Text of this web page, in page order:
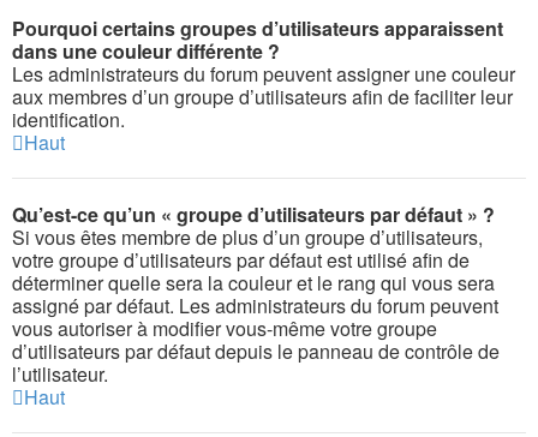
Pourquoi certains groupes d’utilisateurs apparaissent
dans une couleur différente ?
Les administrateurs du forum peuvent assigner une couleur
aux membres d’un groupe d’utilisateurs afin de faciliter leur
identification.
Haut
Qu’est-ce qu’un « groupe d’utilisateurs par défaut » ?
Si vous êtes membre de plus d’un groupe d’utilisateurs,
votre groupe d’utilisateurs par défaut est utilisé afin de
déterminer quelle sera la couleur et le rang qui vous sera
assigné par défaut. Les administrateurs du forum peuvent
vous autoriser à modifier vous-même votre groupe
d’utilisateurs par défaut depuis le panneau de contrôle de
l’utilisateur.
Haut